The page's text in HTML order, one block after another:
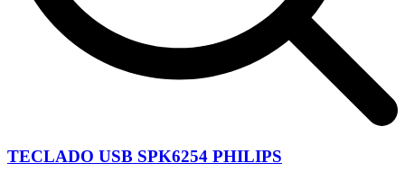
TECLADO USB SPK6254 PHILIPS